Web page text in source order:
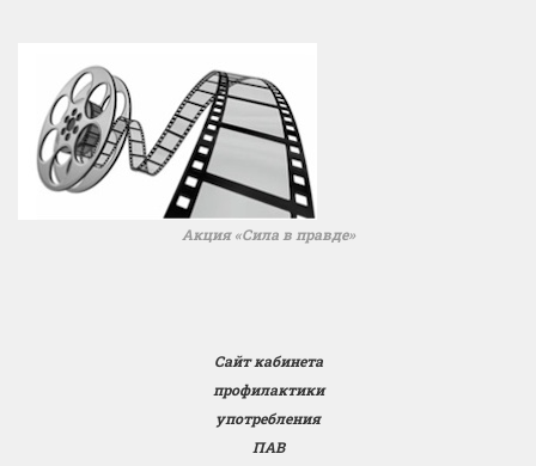
Акция «Сила в правде»
Сайт кабинета
профилактики
употребления
ПАВ